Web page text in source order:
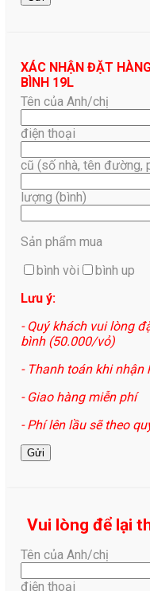
XÁC NHẬN ĐẶT
BÌNH 19L
Tên của Anh/chị
điện thoại
cũ (số nhà, tên đường,
lượng (bình)
Sản phẩm mua
bình vòi
bình up
Lưu ý:
- Quý khách vui lòng
bình (50.000/vỏ)
- Thanh toán khi nhận
- Giao hàng miễn phí
- Phí lên lầu sẽ theo
Vui lòng để lại
Tên của Anh/chị
điện thoại